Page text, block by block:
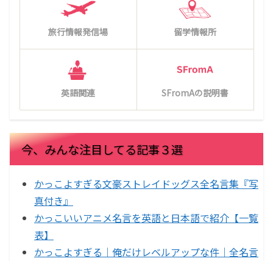
旅行情報発信場 留学情報所
英語関連 SFromAの説明書
今、みんな注目してる記事３選
かっこよすぎる文豪ストレイドッグス全名言集『写
真付き』
かっこいいアニメ名言を英語と日本語で紹介【一覧
表】
かっこよすぎる｜俺だけレベルアップな件｜全名言